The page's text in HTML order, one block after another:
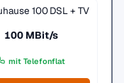
100 DSL + TV
100 MBit/s
mit Telefonflat